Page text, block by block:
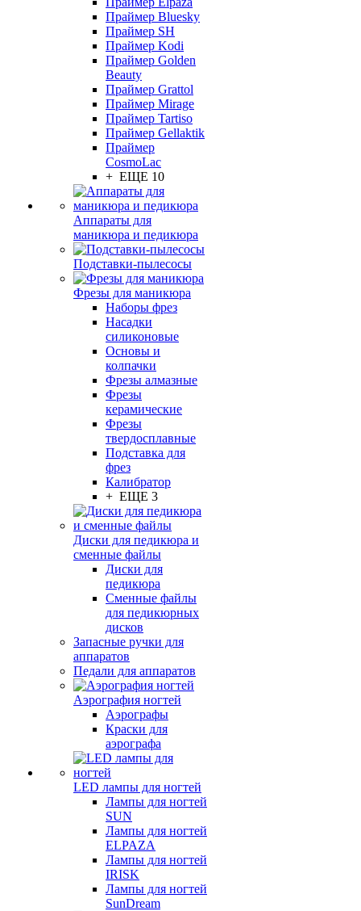
Праймер Bluesky
Праймер SH
Праймер Kodi
Праймер Golden
Beauty
Праймер Grattol
Праймер Mirage
Праймер Tartiso
Праймер Gellaktik
Праймер
CosmoLac
+ ЕЩЕ 10
Аппараты для
маникюра и педикюра
Подставки-пылесосы
Фрезы для маникюра
Наборы фрез
Насадки
силиконовые
Основы и
колпачки
Фрезы алмазные
Фрезы
керамические
Фрезы
твердосплавные
Подставка для
фрез
Калибратор
+ ЕЩЕ 3
Диски для педикюра и
сменные файлы
Диски для
педикюра
Сменные файлы
для педикюрных
дисков
Запасные ручки для
аппаратов
Педали для аппаратов
Аэрография ногтей
Аэрографы
Краски для
аэрографа
LED лампы для ногтей
Лампы для ногтей
SUN
Лампы для ногтей
ELPAZA
Лампы для ногтей
IRISK
Лампы для ногтей
SunDream